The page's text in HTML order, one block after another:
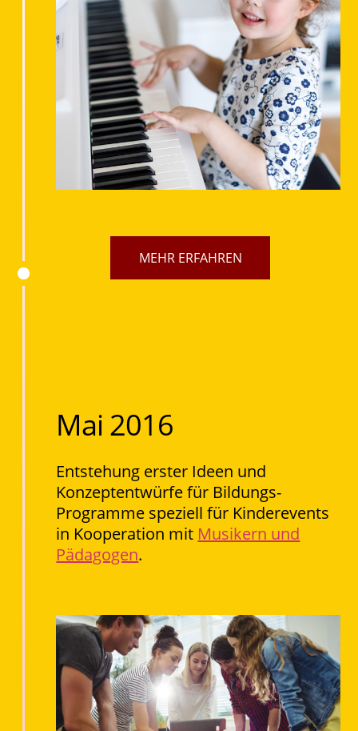
MEHR ERFAHREN
Mai 2016
Entstehung erster Ideen und
Konzeptentwürfe für Bildungs-
Programme speziell für Kinderevents
in Kooperation mit Musikern und
Pädagogen.